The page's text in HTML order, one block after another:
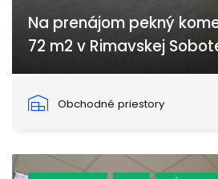
Na prenájom pekný
72 m2 v Rimavskej
Obchodné priestory